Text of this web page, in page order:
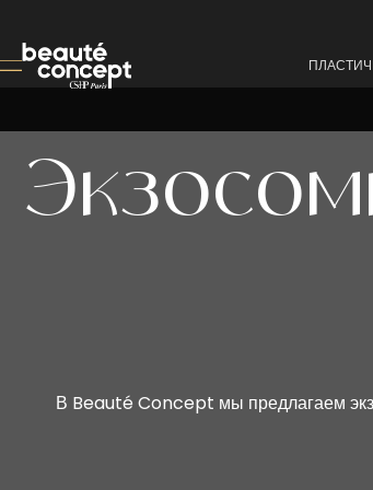
В Beauté Concept мы предлагаем